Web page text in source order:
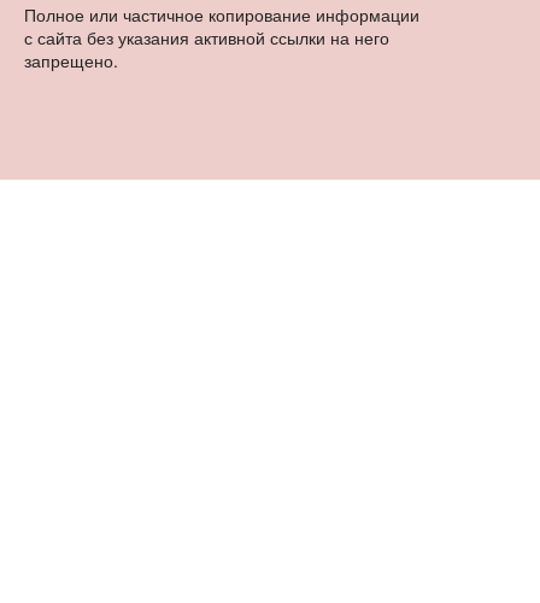
Полное или частичное копирование информации
с сайта без указания активной ссылки на него
запрещено.